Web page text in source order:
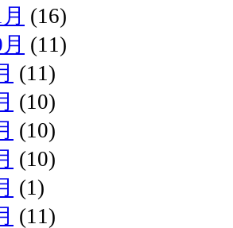
(16)
(11)
(11)
(10)
(10)
(10)
(1)
(11)